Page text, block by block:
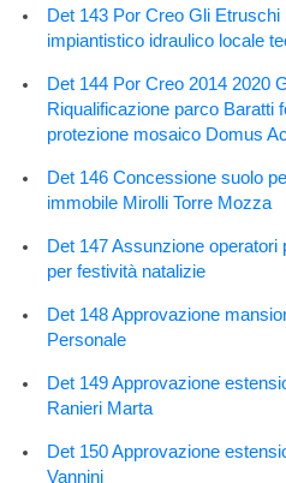
Det 143 Por Creo Gli
impiantistico idraulico locale
Det 144 Por Creo 2014 2020
Riqualificazione parco Baratti
protezione mosaico Domus
Det 146 Concessione suolo
immobile Mirolli Torre Mozza
Det 147 Assunzione
per festività natalizie
Det 148 Approvazione
Personale
Det 149 Approvazione
Ranieri Marta
Det 150 Approvazione
Vannini